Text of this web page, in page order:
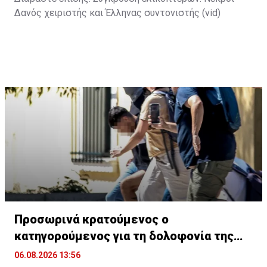
Δανός χειριστής και Έλληνας συντονιστής (vid)
Προσωρινά κρατούμενος ο
κατηγορούμενος για τη δολοφονία της
Βρετανίδας
06.08.2026 13:56